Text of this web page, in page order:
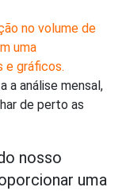
no volume de
uma
e gráficos.
a análise mensal,
de perto as
nosso
uma